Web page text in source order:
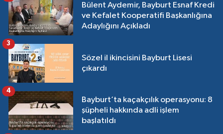
Bülent Aydemir, Bayburt Esnaf Kredi
ve Kefalet Kooperatifi Başkanlığına
Adaylığını Açıkladı
Sözel il ikincisini Bayburt Lisesi
çıkardı
3
Bayburt’ta kaçakçılık operasyonu: 8
şüpheli hakkında adli işlem
başlatıldı
4